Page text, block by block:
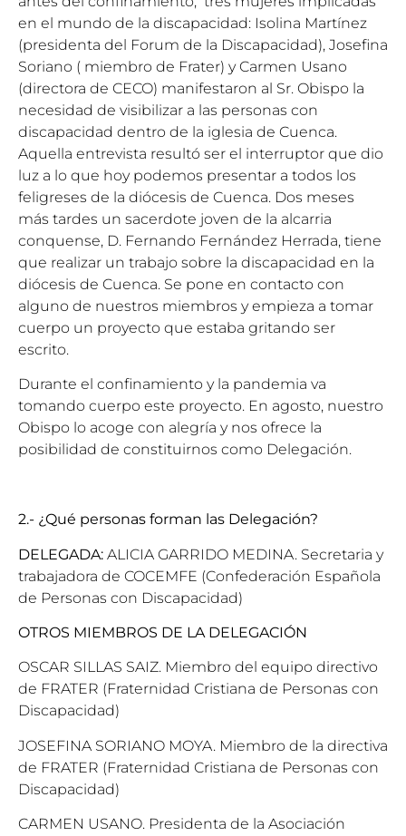
en el mundo de la discapacidad: Isolina Martínez
(presidenta del Forum de la Discapacidad), Josefina
Soriano ( miembro de Frater) y Carmen Usano
(directora de CECO) manifestaron al Sr. Obispo la
necesidad de visibilizar a las personas con
discapacidad dentro de la iglesia de Cuenca.
Aquella entrevista resultó ser el interruptor que dio
luz a lo que hoy podemos presentar a todos los
feligreses de la diócesis de Cuenca. Dos meses
más tardes un sacerdote joven de la alcarria
conquense, D. Fernando Fernández Herrada, tiene
que realizar un trabajo sobre la discapacidad en la
diócesis de Cuenca. Se pone en contacto con
alguno de nuestros miembros y empieza a tomar
cuerpo un proyecto que estaba gritando ser
escrito.
Durante el confinamiento y la pandemia va
tomando cuerpo este proyecto. En agosto, nuestro
Obispo lo acoge con alegría y nos ofrece la
posibilidad de constituirnos como Delegación.
2.- ¿Qué personas forman las Delegación?
DELEGADA: ALICIA GARRIDO MEDINA. Secretaria y
trabajadora de COCEMFE (Confederación Española
de Personas con Discapacidad)
OTROS MIEMBROS DE LA DELEGACIÓN
OSCAR SILLAS SAIZ. Miembro del equipo directivo
de FRATER (Fraternidad Cristiana de Personas con
Discapacidad)
JOSEFINA SORIANO MOYA. Miembro de la directiva
de FRATER (Fraternidad Cristiana de Personas con
Discapacidad)
CARMEN USANO. Presidenta de la Asociación